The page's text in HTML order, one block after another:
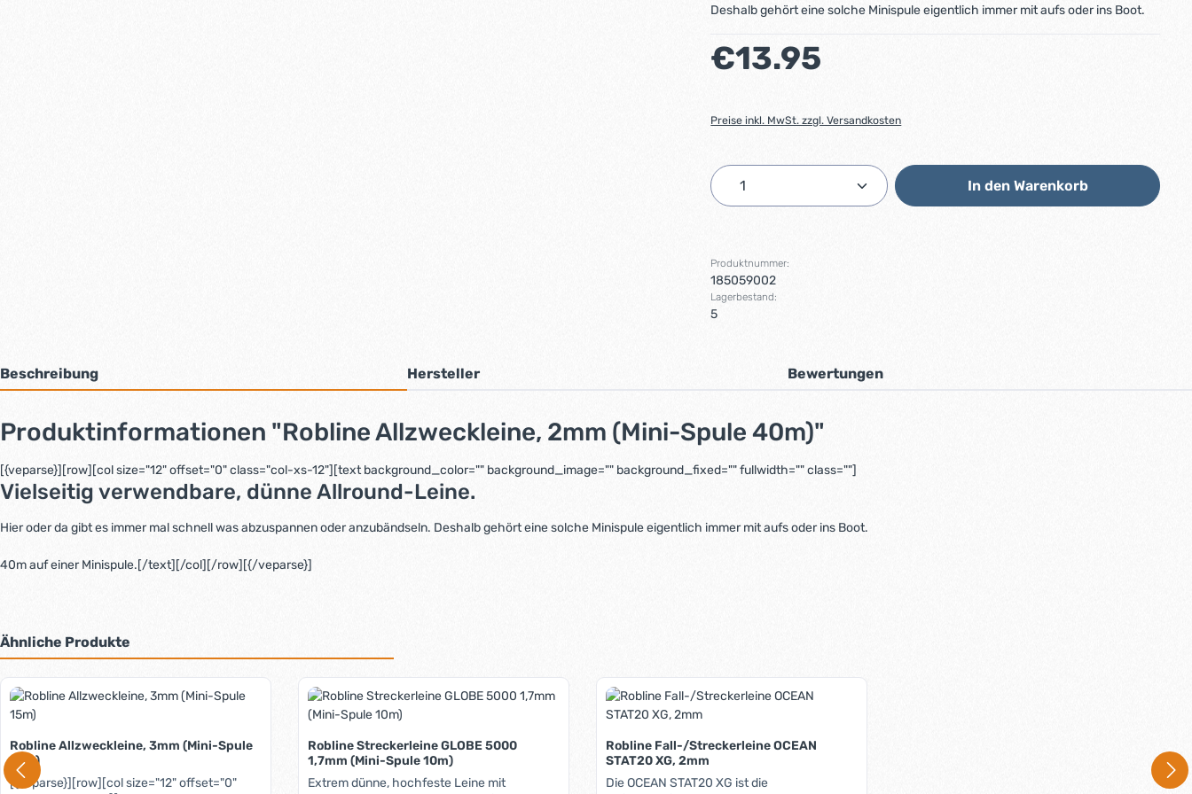
Deshalb gehört eine solche Minispule eigentlich immer mit aufs oder ins Boot.
Regulärer Preis:
€13.95
Preise inkl. MwSt. zzgl. Versandkosten
Produkt Anzahl: Gib den gewünschten Wert ein
In den Warenkorb
Produktnummer:
185059002
Lagerbestand:
5
Beschreibung Hersteller Bewertungen
Produktinformationen "Robline Allzweckleine, 2mm (Mini-Spule 40m)"
[{veparse}][row][col size="12" offset="0" class="col-xs-12"][text background_color="" background_image="" background_fixed="" fullwidth="" class=""]
Vielseitig verwendbare, dünne Allround-Leine.
Hier oder da gibt es immer mal schnell was abzuspannen oder anzubändseln. Deshalb gehört eine solche Minispule eigentlich immer mit aufs oder ins Boot.
40m auf einer Minispule.[/text][/col][/row][{/veparse}]
Ähnliche Produkte
Produktgalerie überspringen
Robline Allzweckleine, 3mm (Mini-Spule
15m)
[{veparse}][row][col size="12" offset="0"
Robline Streckerleine GLOBE 5000
1,7mm (Mini-Spule 10m)
Extrem dünne, hochfeste Leine mit
Robline Fall-/Streckerleine OCEAN
STAT20 XG, 2mm
Die OCEAN STAT20 XG ist die